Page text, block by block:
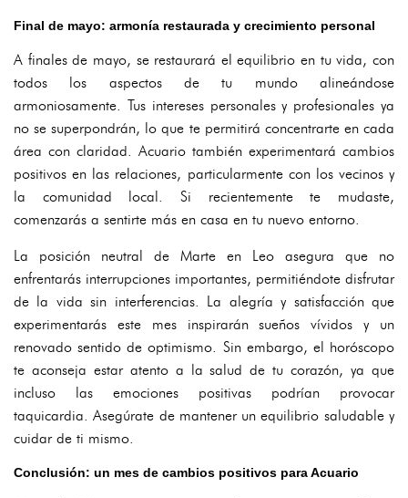
Final de mayo: armonía restaurada y crecimiento personal
A finales de mayo, se restaurará el equilibrio en tu vida, con
todos los aspectos de tu mundo alineándose
armoniosamente. Tus intereses personales y profesionales ya
no se superpondrán, lo que te permitirá concentrarte en cada
área con claridad. Acuario también experimentará cambios
positivos en las relaciones, particularmente con los vecinos y
la comunidad local. Si recientemente te mudaste,
comenzarás a sentirte más en casa en tu nuevo entorno.
La posición neutral de Marte en Leo asegura que no
enfrentarás interrupciones importantes, permitiéndote disfrutar
de la vida sin interferencias. La alegría y satisfacción que
experimentarás este mes inspirarán sueños vívidos y un
renovado sentido de optimismo. Sin embargo, el horóscopo
te aconseja estar atento a la salud de tu corazón, ya que
incluso las emociones positivas podrían provocar
taquicardia. Asegúrate de mantener un equilibrio saludable y
cuidar de ti mismo.
Conclusión: un mes de cambios positivos para Acuario